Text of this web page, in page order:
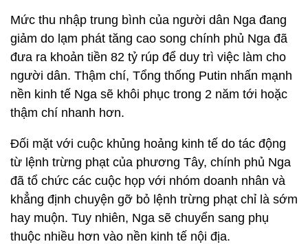
Mức thu nhập trung bình của người dân Nga đang
giảm do lạm phát tăng cao song chính phủ Nga đã
đưa ra khoản tiền 82 tỷ rúp để duy trì việc làm cho
người dân. Thậm chí, Tổng thống Putin nhấn mạnh
nền kinh tế Nga sẽ khôi phục trong 2 năm tới hoặc
thậm chí nhanh hơn.
Đối mặt với cuộc khủng hoảng kinh tế do tác động
từ lệnh trừng phạt của phương Tây, chính phủ Nga
đã tổ chức các cuộc họp với nhóm doanh nhân và
khẳng định chuyện gỡ bỏ lệnh trừng phạt chỉ là sớm
hay muộn. Tuy nhiên, Nga sẽ chuyển sang phụ
thuộc nhiều hơn vào nền kinh tế nội địa.